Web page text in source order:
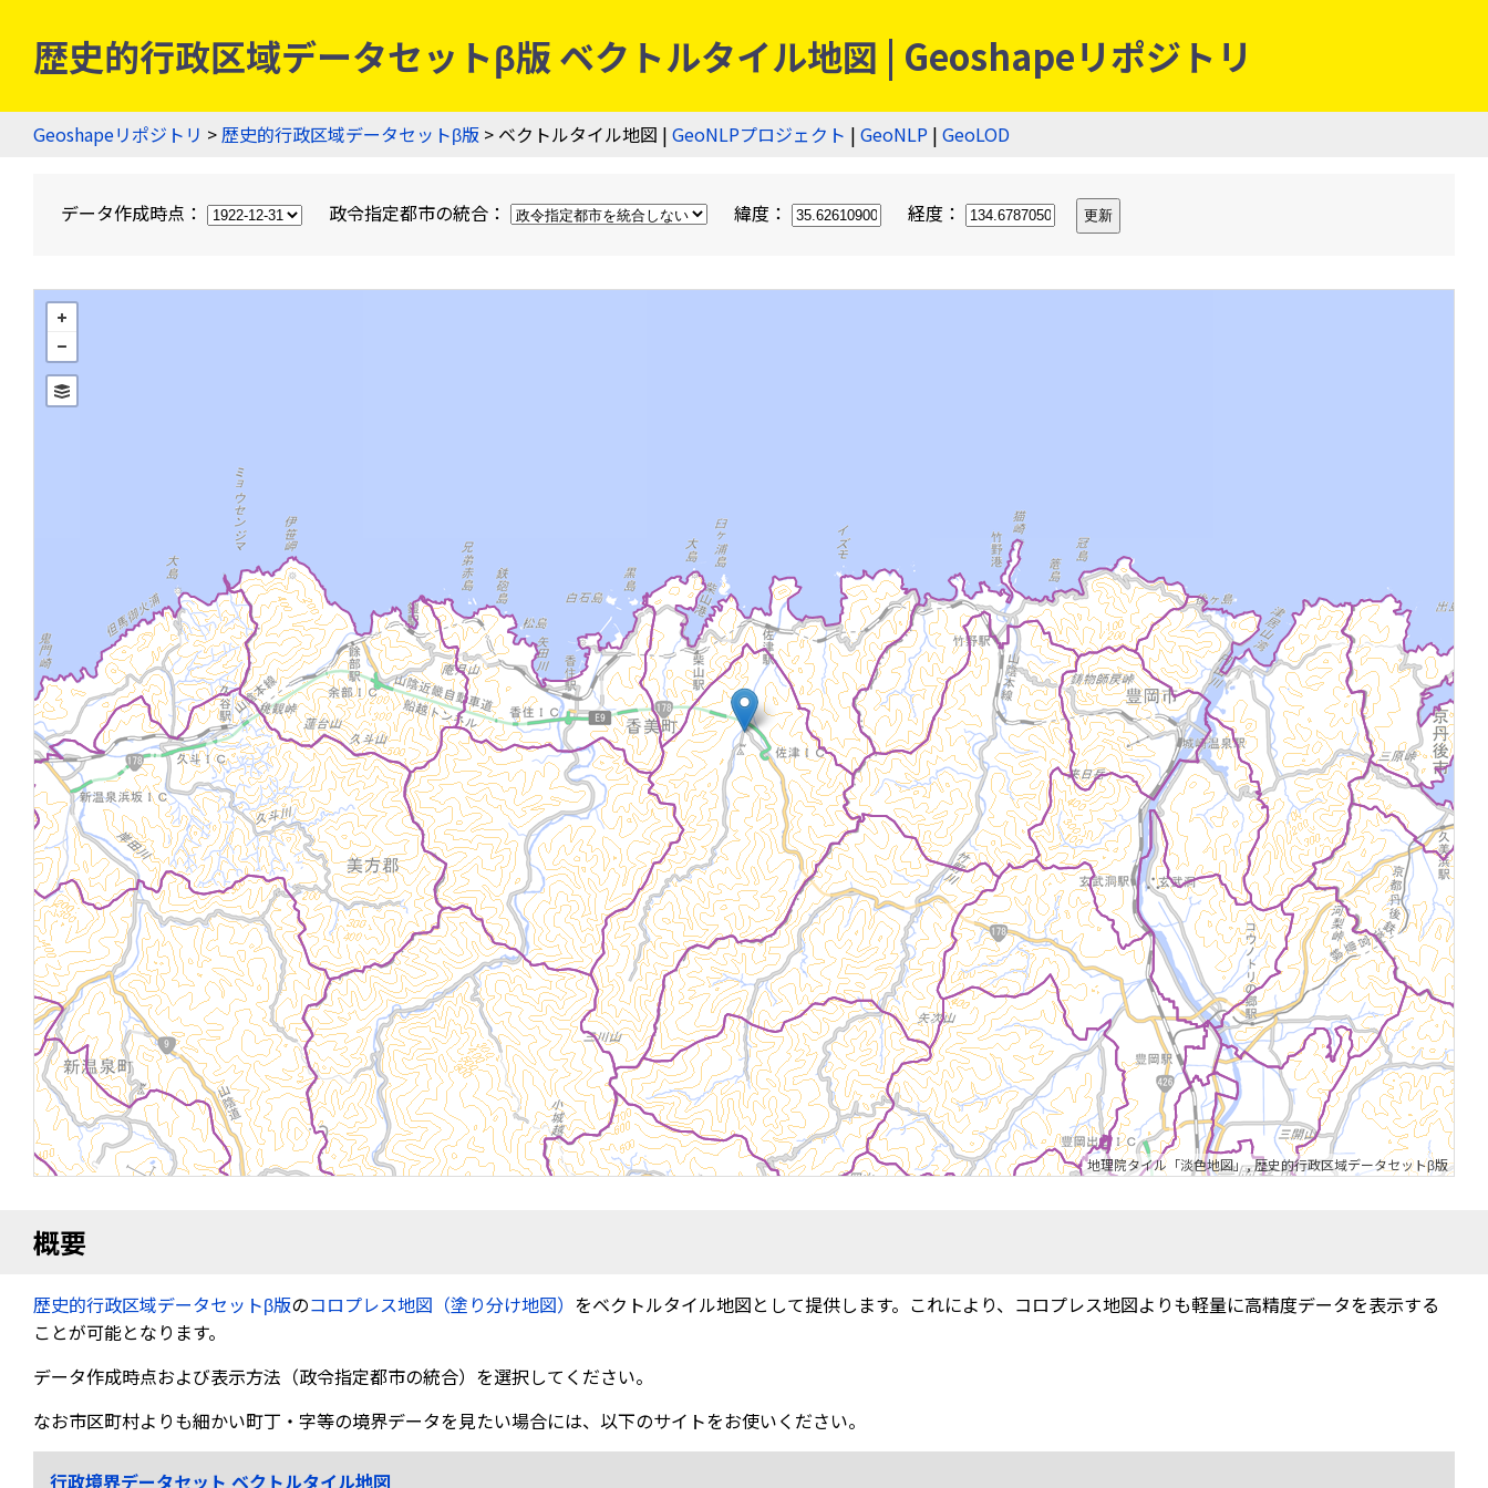
歴史的行政区域データセットβ版 ベクトルタイル地図 | Geoshapeリポジトリ
Geoshapeリポジトリ >歴史的行政区域データセットβ版 > ベクトルタイル地図 | GeoNLPプロジェクト | GeoNLP | GeoLOD
データ作成時点： 政令指定都市の統合： 緯度： 経度：
地理院タイル「淡色地図」,歴史的行政区域データセットβ版
概要
歴史的行政区域データセットβ版のコロプレス地図（塗り分け地図） をベクトルタイル地図として提供します。これにより、コロプレス地図よりも軽量に高精度データを表示する
ことが可能となります。
データ作成時点および表示方法（政令指定都市の統合）を選択してください。
なお市区町村よりも細かい町丁・字等の境界データを見たい場合には、以下のサイトをお使いください。
行政境界データセット ベクトルタイル地図